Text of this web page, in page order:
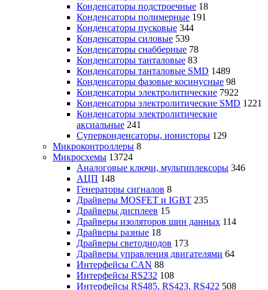
Конденсаторы подстроечные 18
Конденсаторы полимерные 191
Конденсаторы пусковые 344
Конденсаторы силовые 539
Конденсаторы снабберные 78
Конденсаторы танталовые 83
Конденсаторы танталовые SMD 1489
Конденсаторы фазовые косинусные 98
Конденсаторы электролитические 7922
Конденсаторы электролитические SMD 1221
Конденсаторы электролитические
аксиальные 241
Суперконденсаторы, ионисторы 129
Микроконтроллеры 8
Микросхемы 13724
Аналоговые ключи, мультиплексоры 346
АЦП 148
Генераторы сигналов 8
Драйверы MOSFET и IGBT 235
Драйверы дисплеев 15
Драйверы изоляторов шин данных 114
Драйверы разные 18
Драйверы светодиодов 173
Драйверы управления двигателями 64
Интерфейсы CAN 88
Интерфейсы RS232 108
Интерфейсы RS485, RS423, RS422 508